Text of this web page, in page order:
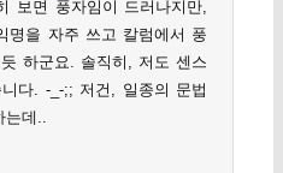
보면 풍자임이 드러나지만,
명을 자주 쓰고 칼럼에서 풍
하군요. 솔직히, 저도 센스
다. -_-;; 저건, 일종의 문법
데..